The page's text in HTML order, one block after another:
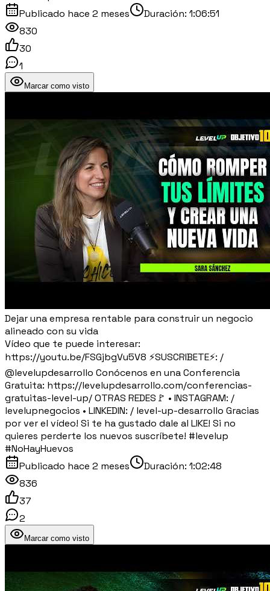
Publicado hace 2 meses Duración: 1:06:51
830
30
1
Marcar como visto
Dejar una empresa rentable para construir un negocio
alineado con su vida
Vídeo que te puede interesar:
https://youtu.be/FSGjbgVu5V8 ⚡SUSCRIBETE⚡: /
@levelupdesarrollo Conócenos en una Conferencia
Gratuita: https://levelupdesarrollo.com/conferencias-
gratuitas-level-up/ OTRAS REDES🚩 • INSTAGRAM: /
levelupnegocios • LINKEDIN: / level-up-desarrollo Gracias
por ver el vídeo! Si te ha gustado dale al LIKE! Si no
quieres perderte los nuevos suscríbete! #levelup
#NoHayHuevos
Publicado hace 2 meses Duración: 1:02:48
836
37
2
Marcar como visto